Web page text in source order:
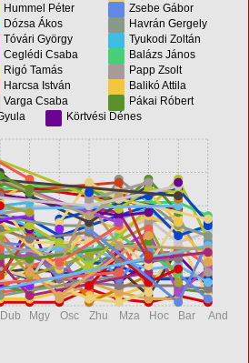
Hummel Péter
Zsebe Gábor
Dózsa Ákos
Havrán Gergely
Tóvári György
Tyukodi Zoltán
Ceglédi Csaba
Balázs János
Rigó Tamás
Papp Zsolt
Harcsa István
Balikó Attila
Varga Csaba
Pákai Róbert
Körtvési Dénes
Dub Mgy Osc Zhu Mza Hoc Bar And